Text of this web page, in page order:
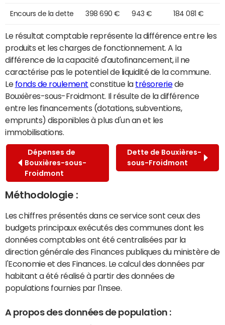
Encours de la dette 398 690 € 943 € 184 081 €
Le résultat comptable représente la différence entre les
produits et les charges de fonctionnement. A la
différence de la capacité d'autofinancement, il ne
caractérise pas le potentiel de liquidité de la commune.
Le fonds de roulement constitue la trésoreriede
Bouxières-sous-Froidmont. Il résulte de la différence
entre les financements (dotations, subventions,
emprunts) disponibles à plus d'un an et les
immobilisations.
Dépenses de
Bouxières-sous-
Froidmont
Dette de Bouxières-
sous-Froidmont
Méthodologie :
Les chiffres présentés dans ce service sont ceux des
budgets principaux exécutés des communes dont les
données comptables ont été centralisées par la
direction générale des Finances publiques du ministère de
l'Economie et des Finances. Le calcul des données par
habitant a été réalisé à partir des données de
populations fournies par l'Insee.
A propos des données de population :